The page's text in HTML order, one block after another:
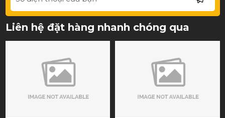
Liên hệ đặt hàng nhanh chóng qua